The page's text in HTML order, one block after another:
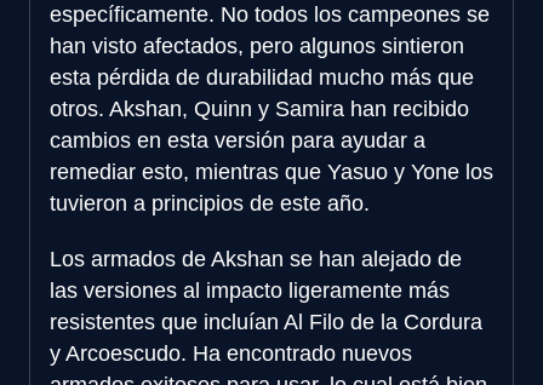
específicamente. No todos los campeones se
han visto afectados, pero algunos sintieron
esta pérdida de durabilidad mucho más que
otros. Akshan, Quinn y Samira han recibido
cambios en esta versión para ayudar a
remediar esto, mientras que Yasuo y Yone los
tuvieron a principios de este año.
Los armados de Akshan se han alejado de
las versiones al impacto ligeramente más
resistentes que incluían Al Filo de la Cordura
y Arcoescudo. Ha encontrado nuevos